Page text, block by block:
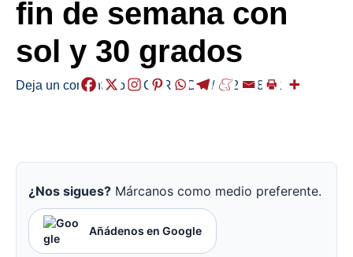
fin de semana con
sol y 30 grados
Deja un comentario /EGURALDIA/ 2025-08-22
¿Nos sigues? Márcanos como medio preferente.
Añádenos en Google